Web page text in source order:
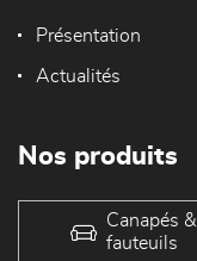
Présentation
Actualités
Nos produits
Canapés &
fauteuils